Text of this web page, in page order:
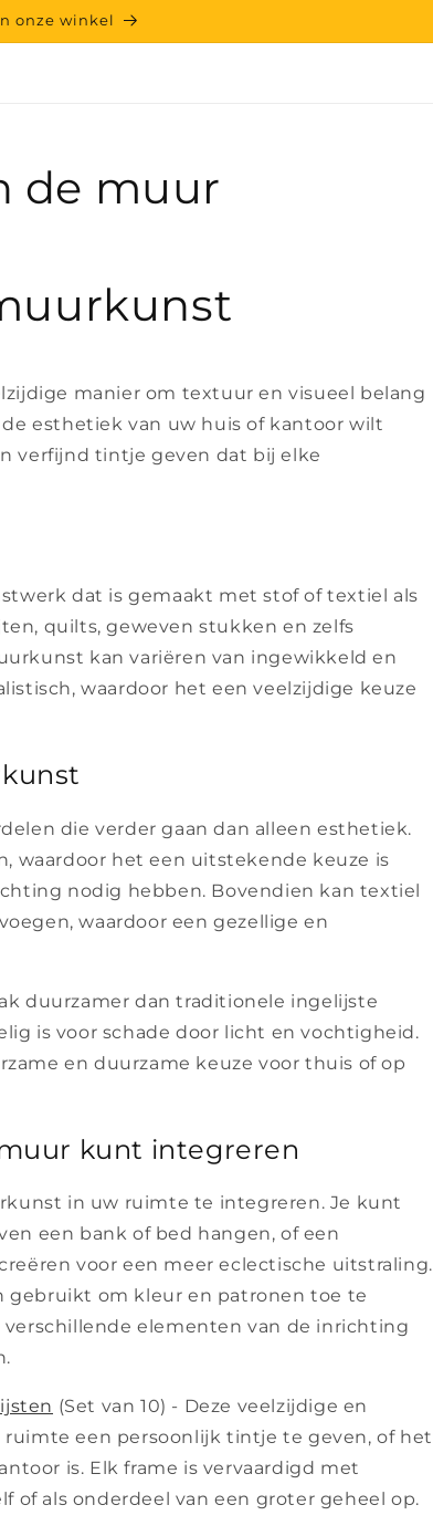
onze winkel
de muur
manier om textuur en visueel belang
esthetiek van uw huis of kantoor wilt
verfijnd tintje geven dat bij elke
dat is gemaakt met stof of textiel als
quilts, geweven stukken en zelfs
kan variëren van ingewikkeld en
waardoor het een veelzijdige keuze
die verder gaan dan alleen esthetiek.
waardoor het een uitstekende keuze is
nodig hebben. Bovendien kan textiel
waardoor een gezellige en
duurzamer dan traditionele ingelijste
is voor schade door licht en vochtigheid.
en duurzame keuze voor thuis of op
kunt integreren
in uw ruimte te integreren. Je kunt
een bank of bed hangen, of een
voor een meer eclectische uitstraling.
gebruikt om kleur en patronen toe te
elementen van de inrichting
(Set van 10) - Deze veelzijdige en
een persoonlijk tintje te geven, of het
is. Elk frame is vervaardigd met
of als onderdeel van een groter geheel op.